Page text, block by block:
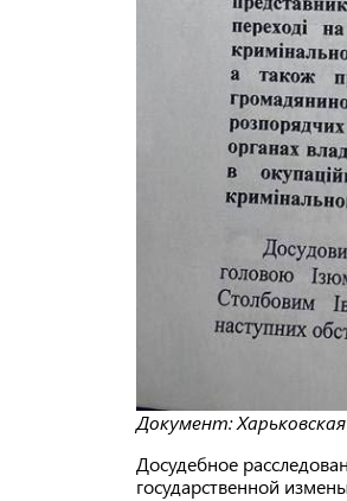
Документ:
Досудебное
государственной